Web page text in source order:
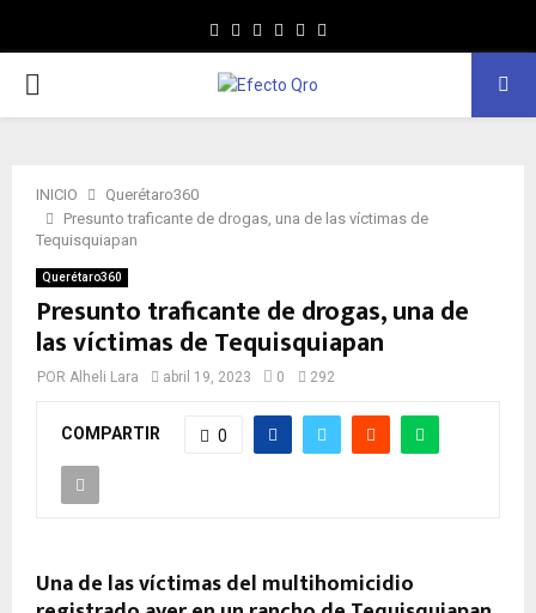
Facebook
TwitterInstagram
YoutubeWhatsapp
MENÚ
INICIO
Querétaro360
Presunto traficante de drogas, una de las víctimas de
Tequisquiapan
Querétaro360
Presunto traficante de drogas, una de
las víctimas de Tequisquiapan
POR Alheli Lara abril 19, 2023 0 292
COMPARTIR 0
Una de las víctimas del multihomicidio